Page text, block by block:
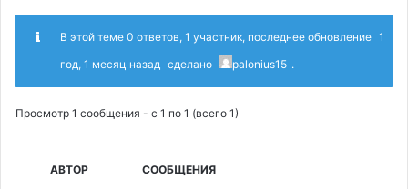
В этой теме 0 ответов, 1 участник, последнее обновление 1
год, 1 месяц назад сделано palonius15 .
Просмотр 1 сообщения - с 1 по 1 (всего 1)
АВТОР СООБЩЕНИЯ